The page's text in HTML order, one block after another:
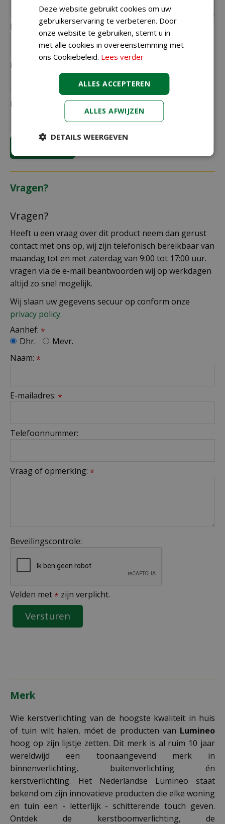
Naam (zichtbaar op website):
Plaats (zichtbaar op website):
E-mailadres (niet zichtbaar):
Vragen?
Vragen?
Heeft u een vraag over dit product neem dan gerust
contact met ons op, wij zijn telefonisch bereikbaar van
maandag tot en met zaterdag van 9:00 tot 17:00 uur.
vragen via de e-mail beantwoorden wij op werkdagen
altijd zo snel mogelijk.
Wij slaan uw gegevens secuur op conform onze
privacy policy.
Aanhef: *
Dhr.
Mevr.
Naam: *
E-mailadres: *
Telefoonnummer:
Vraag of opmerking: *
Beveilingscontrole:
Velden met * zijn verplicht.
Merk
Wie kerstverlichting van de hoogste kwaliteit in huis
of tuin wilt halen, móet de producten van Lumineo
hoog op zijn lijstje zetten. Dit merk is al ruim 10 jaar
wereldwijd een toonaangevend merk in
binnenverlichting, buitenverlichting én
kerstverlichting. Het Nederlandse Lumineo staat
bekend om zijn innovatieve producten die elke woning
en tuin een - letterlijk - schitterende touch geven.
Ontdek de kerstboomverlichting, de
Deze website gebruikt cookies om uw
gebruikerservaring te verbeteren. Door
onze website te gebruiken, stemt u in
met alle cookies in overeenstemming met
ons Cookiebeleid. Lees verder
ALLES ACCEPTEREN
ALLES AFWIJZEN
DETAILS WEERGEVEN